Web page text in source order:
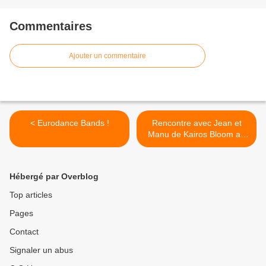
Commentaires
Ajouter un commentaire
< Eurodance Bands !
Rencontre avec Jean et
Manu de Kairos Bloom au
Studio Luna Rossa afin d’en
Hébergé par Overblog
Top articles
Pages
Contact
Signaler un abus